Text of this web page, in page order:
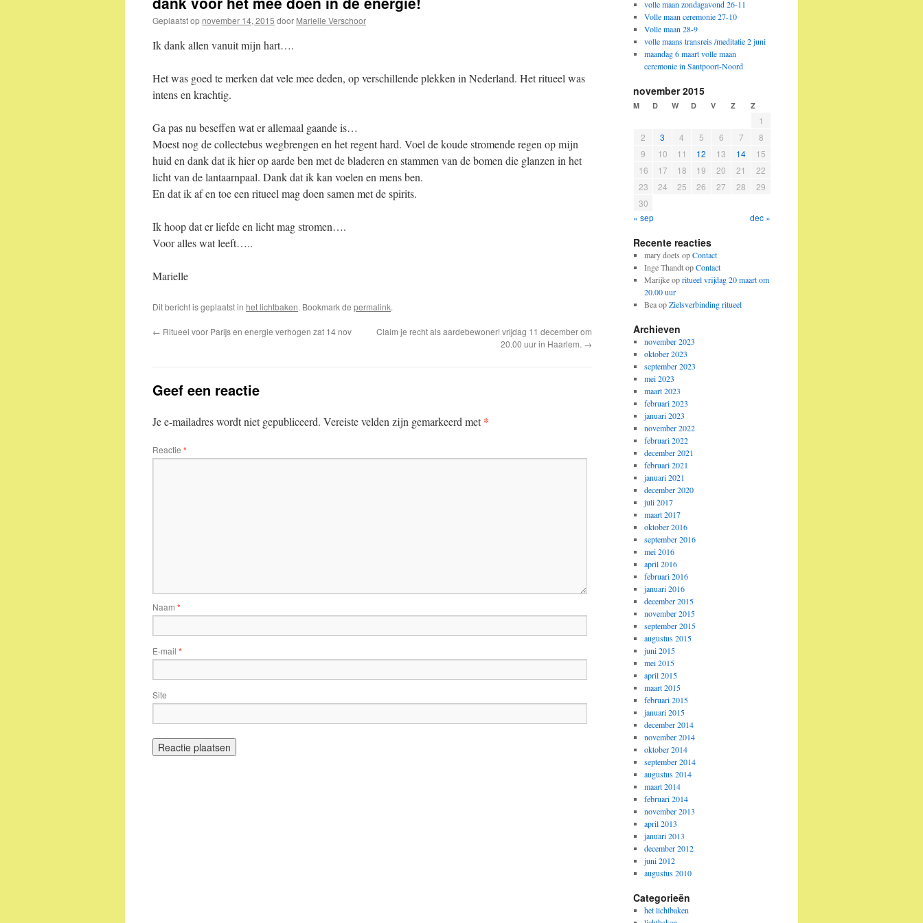
Geplaatst op november 14, 2015 door Marielle Verschoor
Ik dank allen vanuit mijn hart….
Het was goed te merken dat vele mee deden, op verschillende plekken in Nederland. Het ritueel was
intens en krachtig.
Ga pas nu beseffen wat er allemaal gaande is…
Moest nog de collectebus wegbrengen en het regent hard. Voel de koude stromende regen op mijn
huid en dank dat ik hier op aarde ben met de bladeren en stammen van de bomen die glanzen in het
licht van de lantaarnpaal. Dank dat ik kan voelen en mens ben.
En dat ik af en toe een ritueel mag doen samen met de spirits.
Ik hoop dat er liefde en licht mag stromen….
Voor alles wat leeft…..
Marielle
Dit bericht is geplaatst in het lichtbaken. Bookmark de permalink.
← Ritueel voor Parijs en energie verhogen zat 14 nov
Claim je recht als aardebewoner! vrijdag 11 december om
20.00 uur in Haarlem. →
Geef een reactie
Je e-mailadres wordt niet gepubliceerd. Vereiste velden zijn gemarkeerd met*
Reactie *
Naam *
E-mail *
Site
volle maan zondagavond 26-11
Volle maan ceremonie 27-10
Volle maan 28-9
volle maans transreis /meditatie 2 juni
maandag 6 maart volle maan
ceremonie in Santpoort-Noord
november 2015
M D W D V Z Z
1
2
3 4 5 6 7
8
9
10 11 12 13 14
15
16
17 18 19 20 21
22
23
24 25 26 27 28
29
30
« sep
dec »
Recente reacties
mary doets opContact
Inge ThandtopContact
Marijkeopritueel vrijdag 20 maart om
20.00 uur
BeaopZielsverbinding ritueel
Archieven
november 2023
oktober 2023
september 2023
mei 2023
maart 2023
februari 2023
januari 2023
november 2022
februari 2022
december 2021
februari 2021
januari 2021
december 2020
juli 2017
maart 2017
oktober 2016
september 2016
mei 2016
april 2016
februari 2016
januari 2016
december 2015
november 2015
september 2015
augustus 2015
juni 2015
mei 2015
april 2015
maart 2015
februari 2015
januari 2015
december 2014
november 2014
oktober 2014
september 2014
augustus 2014
maart 2014
februari 2014
november 2013
april 2013
januari 2013
december 2012
juni 2012
augustus 2010
Categorieën
het lichtbaken